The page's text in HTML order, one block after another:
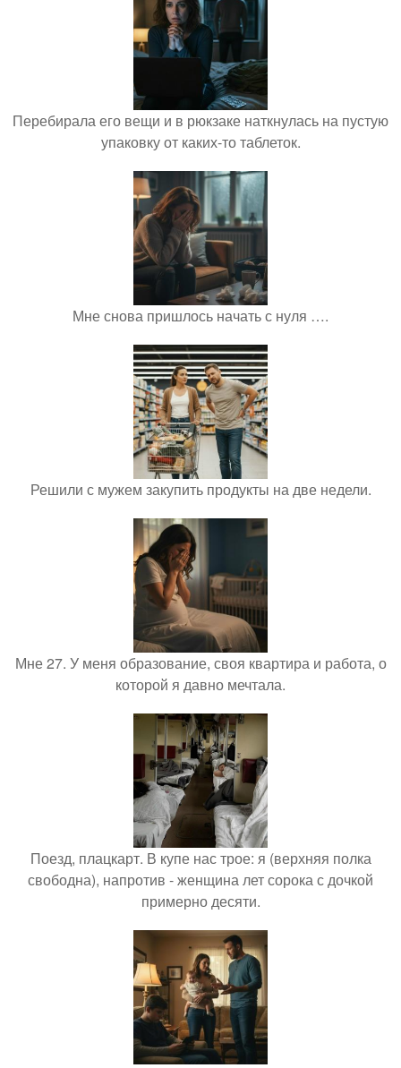
Перебирала его вещи и в рюкзаке наткнулась на пустую
упаковку от каких-то таблеток.
Мне снова пришлось начать с нуля ….
Решили с мужем закупить продукты на две недели.
Мне 27. У меня образование, своя квартира и работа, о
которой я давно мечтала.
Поезд, плацкарт. В купе нас трое: я (верхняя полка
свободна), напротив - женщина лет сорока с дочкой
примерно десяти.